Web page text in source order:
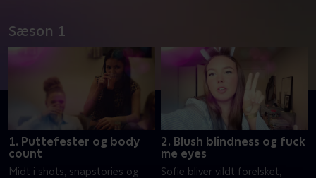
Sæson 1
1. Puttefester og body
count
Midt i shots, snapstories og
2. Blush blindness og fuck
me eyes
Sofie bliver vildt forelsket,